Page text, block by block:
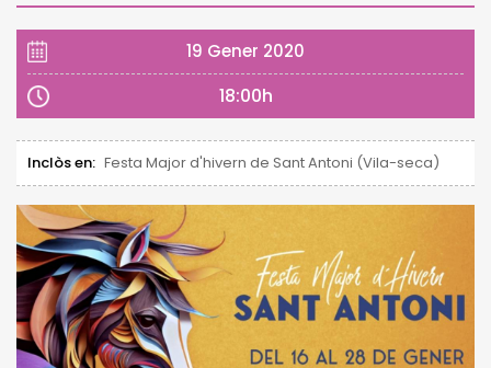
19 Gener 2020
18:00h
Inclòs en: Festa Major d'hivern de Sant Antoni (Vila-seca)